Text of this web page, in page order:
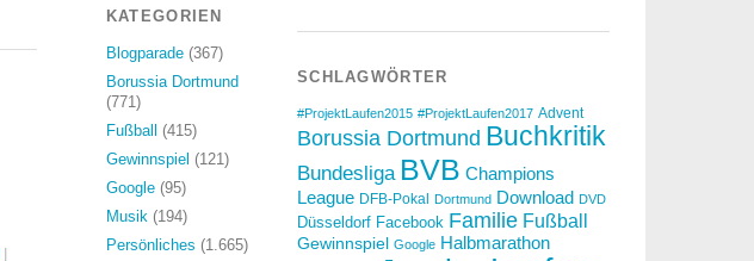
|
KATEGORIEN
Blogparade(367)
Borussia Dortmund
(771)
Fußball
(415)
Gewinnspiel (121)
Google(95)
Musik (194)
Persönliches (1.665)
SCHLAGWÖRTER
#ProjektLaufen2015 #ProjektLaufen2017 Advent
Borussia Dortmund Buchkritik
Bundesliga BVB Champions
League DFB-Pokal Dortmund Download DVD
Düsseldorf Facebook Familie Fußball
Gewinnspiel Google Halbmarathon